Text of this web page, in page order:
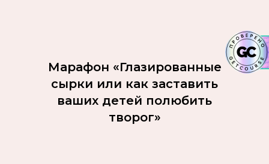
Марафон «Глазированные
сырки или как заставить
ваших детей полюбить
творог»